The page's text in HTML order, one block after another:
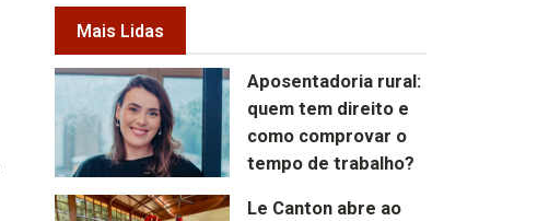
Mais Lidas
Aposentadoria rural:
quem tem direito e
como comprovar o
tempo de trabalho?
Le Canton abre ao